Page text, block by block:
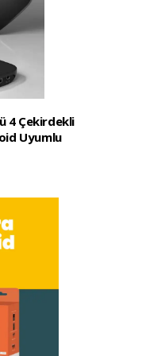
4 Çekirdekli
Uyumlu